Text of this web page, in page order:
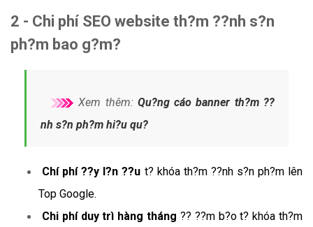
2 - Chi phí SEO website th?m ??nh s?n
ph?m bao g?m?
Xem thêm: Qu?ng cáo banner th?m ??
nh s?n ph?m hi?u qu?
Chí phí ??y l?n ??u t? khóa th?m ??nh s?n ph?m lên
Top Google.
Chi phí duy trì hàng tháng ?? ??m b?o t? khóa th?m